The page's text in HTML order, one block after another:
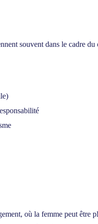
souvent dans le cadre
où la femme peut être